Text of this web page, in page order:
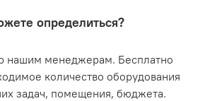
определиться?
нашим менеджерам. Бесплатно
количество оборудования
задач, помещения, бюджета.